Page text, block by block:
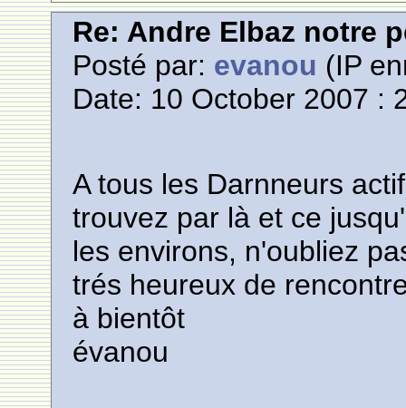
Re: Andre Elbaz notre
Posté par: evanou (IP
Date: 10 October 2007 :
A tous les Darnneurs
trouvez par là et ce
les environs, n'oubliez
trés heureux de
à bientôt
évanou